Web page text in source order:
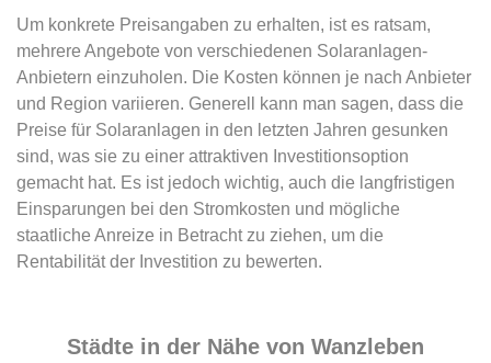
Um konkrete Preisangaben zu erhalten, ist es ratsam,
mehrere Angebote von verschiedenen Solaranlagen-
Anbietern einzuholen. Die Kosten können je nach Anbieter
und Region variieren. Generell kann man sagen, dass die
Preise für Solaranlagen in den letzten Jahren gesunken
sind, was sie zu einer attraktiven Investitionsoption
gemacht hat. Es ist jedoch wichtig, auch die langfristigen
Einsparungen bei den Stromkosten und mögliche
staatliche Anreize in Betracht zu ziehen, um die
Rentabilität der Investition zu bewerten.
Städte in der Nähe von Wanzleben